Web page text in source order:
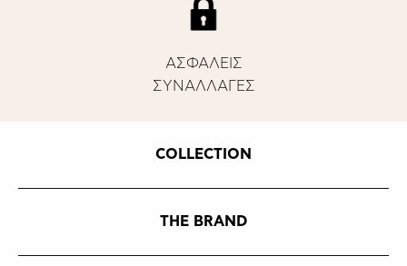
ΑΣΦΑΛΕΙΣ
ΣΥΝΑΛΛΑΓΕΣ
COLLECTION
THE BRAND